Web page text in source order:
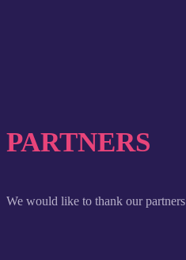
PARTNERS
We would like to thank our partners